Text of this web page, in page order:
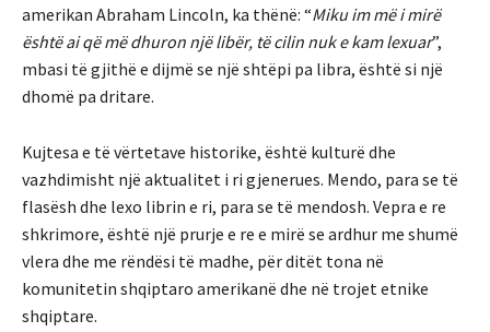
amerikan Abraham Lincoln, ka thënë: “Miku im më i mirë
është ai që më dhuron një libër, të cilin nuk e kam lexuar”,
mbasi të gjithë e dijmë se një shtëpi pa libra, është si një
dhomë pa dritare.
Kujtesa e të vërtetave historike, është kulturë dhe
vazhdimisht një aktualitet i ri gjenerues. Mendo, para se të
flasësh dhe lexo librin e ri, para se të mendosh. Vepra e re
shkrimore, është një prurje e re e mirë se ardhur me shumë
vlera dhe me rëndësi të madhe, për ditët tona në
komunitetin shqiptaro amerikanë dhe në trojet etnike
shqiptare.